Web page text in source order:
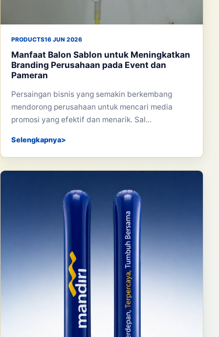
PRODUCTS16 JUN 2026
Manfaat Balon Sablon untuk Meningkatkan
Branding Perusahaan pada Event dan
Pameran
Persaingan bisnis yang semakin berkembang
mendorong perusahaan untuk mencari media
promosi yang efektif dan menarik. Sal...
Selengkapnya